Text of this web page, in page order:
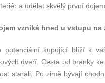
a udělat skvělý první dojem.
vzniká hned u vstupu na
potenciální kupující blíží k
dveří. Cesta od branky
starali. Po zimě bývají